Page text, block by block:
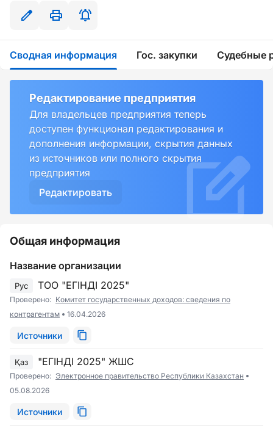
Сводная информация Гос. закупки Судебные
Редактирование предприятия
Для владельцев предприятия теперь
доступен функционал редактирования и
дополнения информации, скрытия данных
из источников или полного скрытия
предприятия
Редактировать
Общая информация
Название организации
Рус ТОО "ЕГІНДІ 2025"
Проверено: Комитет государственных доходов: сведения по
контрагентам
16.04.2026
Источники
Қаз "ЕГІНДІ 2025" ЖШС
Проверено: Электронное правительство Республики Казахстан
05.08.2026
Источники